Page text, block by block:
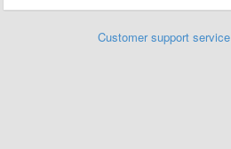
Customer support service